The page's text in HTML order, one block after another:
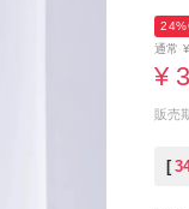
通常 ¥
¥
販売
[